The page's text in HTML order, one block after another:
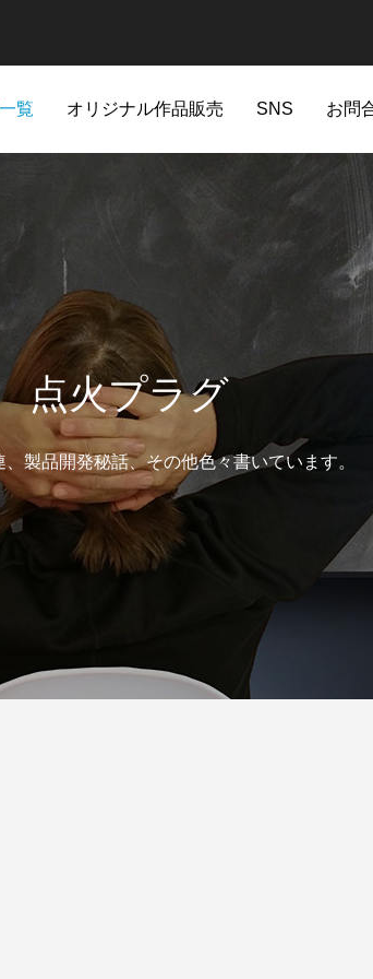
覧 オリジナル作品販売 SNS お問
点火プラグ
、製品開発秘話、その他色々書いています。